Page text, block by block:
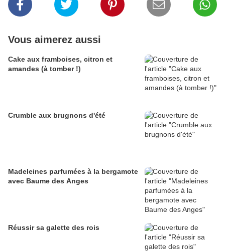
Vous aimerez aussi
Cake aux framboises, citron et
amandes (à tomber !)
Crumble aux brugnons d'été
Madeleines parfumées à la bergamote
avec Baume des Anges
Réussir sa galette des rois